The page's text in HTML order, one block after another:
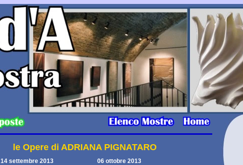
le Opere di ADRIANA PIGNATARO
14 settembre 2013 06 ottobre 2013